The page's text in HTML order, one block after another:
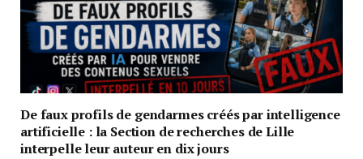
De faux profils de gendarmes créés par intelligence
artificielle : la Section de recherches de Lille
interpelle leur auteur en dix jours